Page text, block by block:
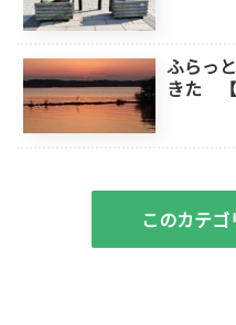
ふらっ
きた 【
このカテ